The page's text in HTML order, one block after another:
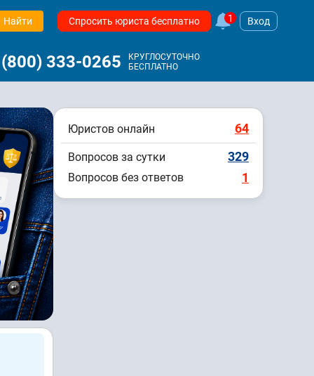
Найти Спросить юриста бесплатно 1 Вход
333-0265
КРУГЛОСУТОЧНО
БЕСПЛАТНО
Юристов онлайн 64
Вопросов за сутки 329
Вопросов без ответов 1